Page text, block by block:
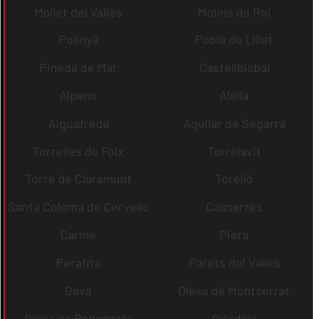
Mollet del Vallès
Molins de Rei
Polinyà
Pobla de Lillet
Pineda de Mar
Castellbisbal
Alpens
Alella
Aiguafreda
Aguilar de Segarra
Torrelles de Foix
Torrelavit
Torre de Claramunt
Torelló
Santa Coloma de Cervelló
Casserres
Carme
Piera
Perafita
Parets del Vallès
Gavà
Olesa de Montserrat